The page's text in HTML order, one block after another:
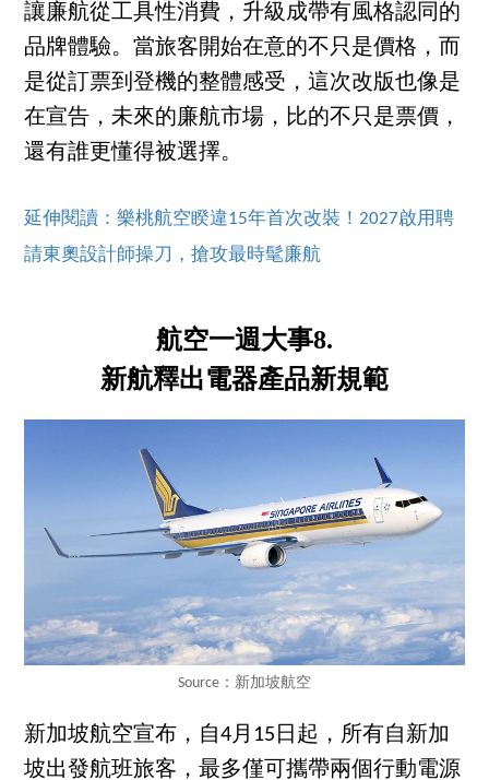
讓廉航從工具性消費，升級成帶有風格認同的
品牌體驗。當旅客開始在意的不只是價格，而
是從訂票到登機的整體感受，這次改版也像是
在宣告，未來的廉航市場，比的不只是票價，
還有誰更懂得被選擇。
延伸閱讀：樂桃航空睽違15年首次改裝！2027啟用聘
請東奧設計師操刀，搶攻最時髦廉航
航空一週大事8.
新航釋出電器產品新規範
Source：新加坡航空
新加坡航空宣布，自4月15日起，所有自新加
坡出發航班旅客，最多僅可攜帶兩個行動電源